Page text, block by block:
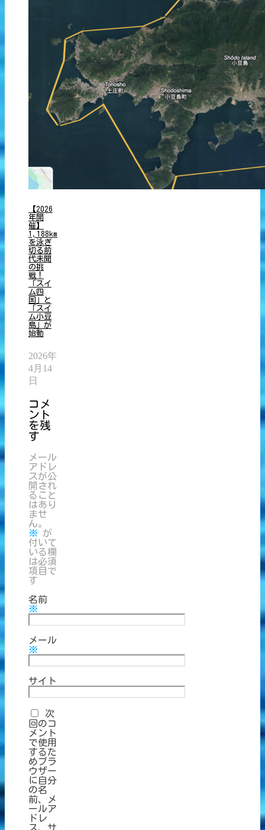
【2026
年開
催】
1,188km
を泳ぎ
切る前
代未聞
の挑
戦！
「スイ
ム四
国」と
「スイ
ム小豆
島」が
始動
2026年
4月14
日
コメ
ント
を残
す
メール
アドレ
スが公
開され
ること
はあり
ませ
ん。
※ が
付いて
いる欄
は必須
項目で
す
名前
※
メール
※
サイト
次
回のコ
メント
で使用
するた
めブラ
ウザー
に自分
の名
前、メ
ールア
ドレ
ス、サ